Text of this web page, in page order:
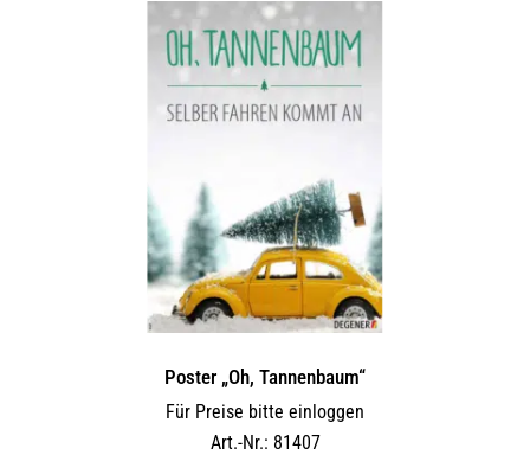
Poster „Oh, Tannenbaum“
Für Preise bitte einloggen
Art.-Nr.: 81407